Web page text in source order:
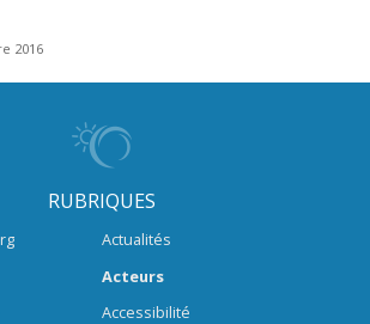
2016
RUBRIQUES
Actualités
Acteurs
Accessibilité